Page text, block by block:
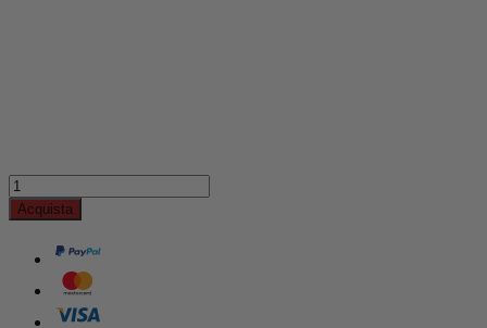
Acquista